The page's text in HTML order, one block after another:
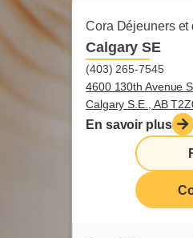
Cora Déjeuners et
Calgary SE
(403) 265-7545
4600 130th Avenue
Calgary S.E., AB
En savoir plus